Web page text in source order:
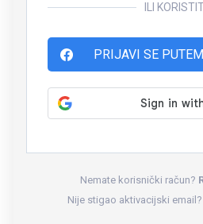
ILI
PRIJAVI SE
Nemate korisnički račun?
Nije stigao aktivacijski email?